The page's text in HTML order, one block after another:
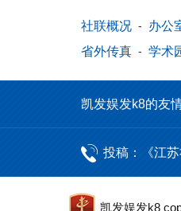
社联概况 - 办公
省外传真 - 学术
凯发娱发k8的友
投稿：《江苏
凯发娱发k8